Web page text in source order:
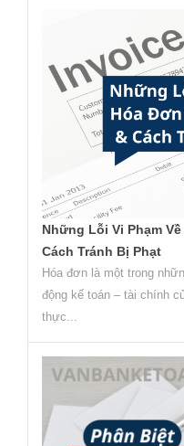
Những Lỗi Vi Phạm
Cách Tránh Bị Phạt
Hóa đơn là một trong
động kế toán – tài chính
thực...